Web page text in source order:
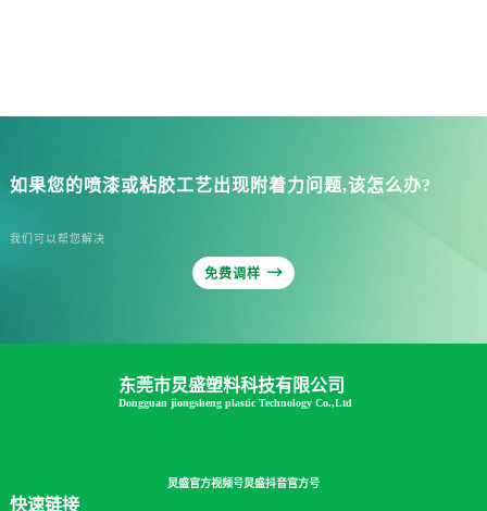
如果您的喷漆或粘胶工艺出现附着力问题,该怎么办?
我们可以帮您解决
免费调样 
东莞市炅盛塑料科技有限公司
Dongguan jiongsheng plastic Technology Co.,Ltd
炅盛官方视频号炅盛抖音官方号
快速链接